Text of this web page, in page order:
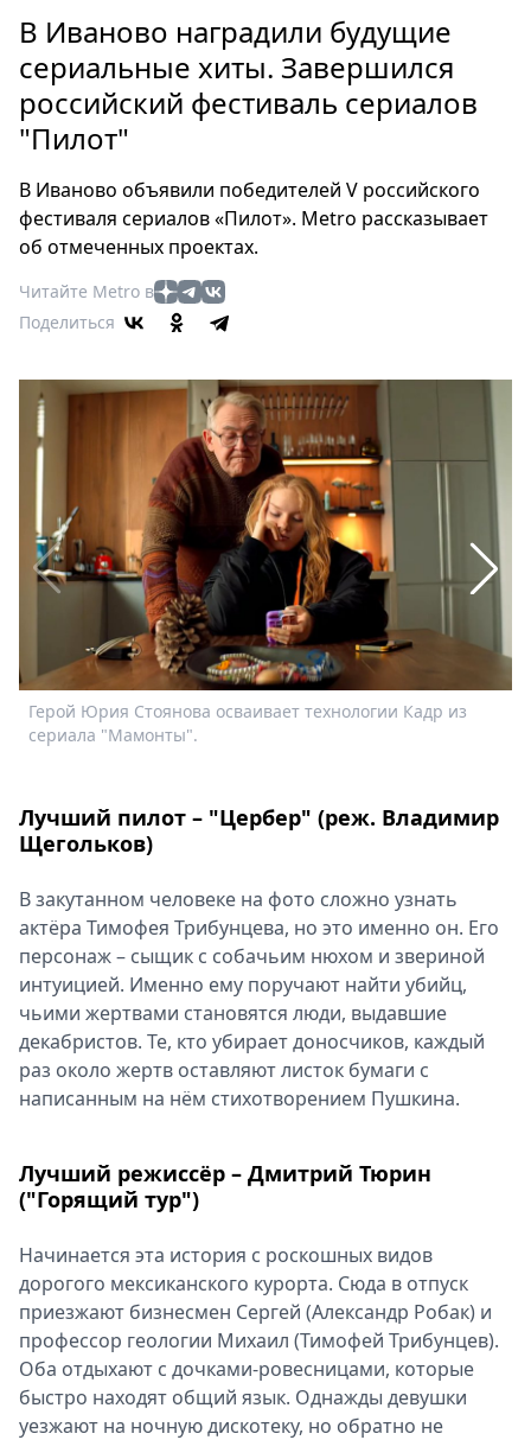
Россия
Мир
Здоровье
Еда
Мода
Театр
Афиша
Книги
Пресс-
релизы
Metro
Стримы
Спецпроекты
Звезды
Выборы
2026
Скачай
Metro
В Иваново наградили будущие
сериальные хиты. Завершился
российский фестиваль сериалов
"Пилот"
В Иваново объявили победителей V российского
фестиваля сериалов «Пилот». Metro рассказывает
об отмеченных проектах.
Читайте Metro в
Поделиться
Герой Юрия Стоянова осваивает технологии Кадр из
сериала "Мамонты".
Лучший пилот – "Цербер" (реж. Владимир
Щегольков)
В закутанном человеке на фото сложно узнать
актёра Тимофея Трибунцева, но это именно он. Его
персонаж – сыщик с собачьим нюхом и звериной
интуицией. Именно ему поручают найти убийц,
чьими жертвами становятся люди, выдавшие
декабристов. Те, кто убирает доносчиков, каждый
раз около жертв оставляют листок бумаги с
написанным на нём стихотворением Пушкина.
Лучший режиссёр – Дмитрий Тюрин
("Горящий тур")
Начинается эта история с роскошных видов
дорогого мексиканского курорта. Сюда в отпуск
приезжают бизнесмен Сергей (Александр Робак) и
профессор геологии Михаил (Тимофей Трибунцев).
Оба отдыхают с дочками-ровесницами, которые
быстро находят общий язык. Однажды девушки
уезжают на ночную дискотеку, но обратно не